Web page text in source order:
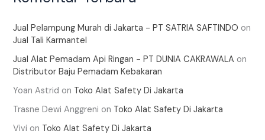
Jual Pelampung Murah di Jakarta - PT SATRIA SAFTINDO on
Jual Tali Karmantel
Jual Alat Pemadam Api Ringan - PT DUNIA CAKRAWALA on
Distributor Baju Pemadam Kebakaran
Yoan Astrid on Toko Alat Safety Di Jakarta
Trasne Dewi Anggreni on Toko Alat Safety Di Jakarta
Vivi on Toko Alat Safety Di Jakarta